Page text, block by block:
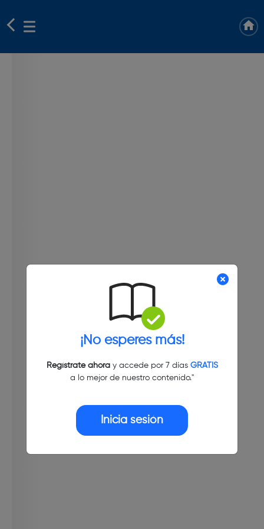
¡No esperes más!
Regístrate ahoray accede por 7 días GRATIS
a lo mejor de nuestro contenido."
Inicia sesión